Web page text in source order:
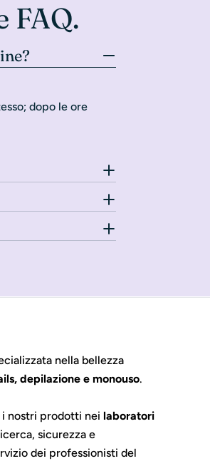
FAQ.
dopo le ore
nella bellezza
depilazione e monouso.
i nostri prodotti neilaboratori
sicurezza e
dei professionisti del